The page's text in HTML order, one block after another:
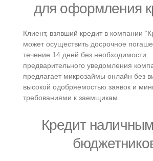
для оформления
Клиент, взявший кредит в компании
может осуществить досрочное
течение 14 дней без необходимости
предварительного уведомления
предлагает микрозаймы онлайн без
высокой одобряемостью заявок и
требованиями к заемщикам.
Кредит